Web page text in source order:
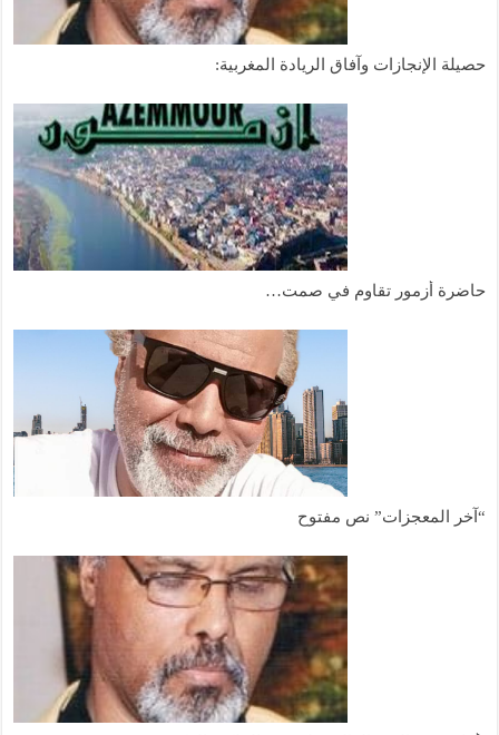
حصيلة الإنجازات وآفاق الريادة المغربية:
حاضرة أزمور تقاوم في صمت…
“آخر المعجزات” نص مفتوح